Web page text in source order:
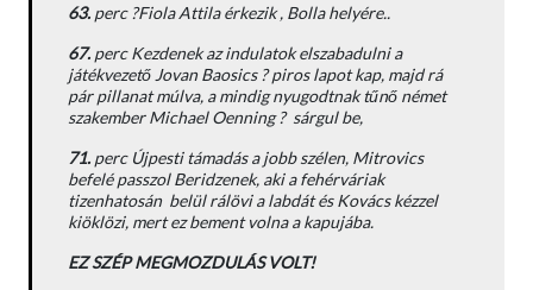
63.perc ?Fiola Attila érkezik , Bolla helyére..
67.perc Kezdenek az indulatok elszabadulni a
játékvezető Jovan Baosics ? piros lapot kap, majd rá
pár pillanat múlva, a mindig nyugodtnak tűnő német
szakember Michael Oenning ? sárgul be,
71.perc Újpesti támadás a jobb szélen, Mitrovics
befelé passzol Beridzenek, aki a fehérváriak
tizenhatosán belül rálövi a labdát és Kovács kézzel
kiöklözi, mert ez bement volna a kapujába.
EZ SZÉP MEGMOZDULÁS VOLT!